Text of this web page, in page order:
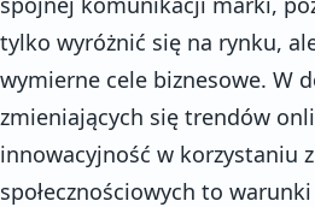
tylko wyróżnić się na rynku,
wymierne cele biznesowe. W
zmieniających się trendów
innowacyjność w korzystaniu
społecznościowych to